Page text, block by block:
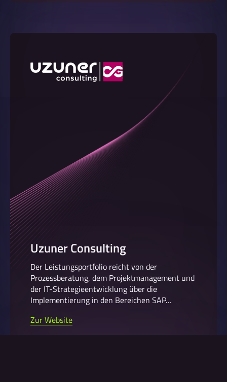
Uzuner Consulting
Der Leistungsportfolio reicht von der
Prozessberatung, dem Projektmanagement und
der IT-Strategieentwicklung über die
Implementierung in den Bereichen SAP…
Zur Website